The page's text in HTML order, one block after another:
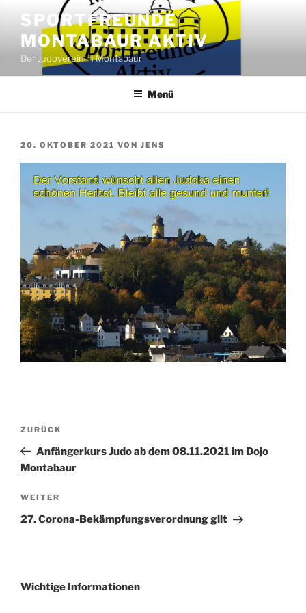
Inhalt
springen
SPORTFREUNDE
MONTABAUR AKTIV
Der Judoverein in Montabaur
Menü
VERÖFFENTLICHT
20. OKTOBER 2021 VON JENS
Beitragsnavigation
Vorheriger
Beitrag
ZURÜCK
Anfängerkurs Judo ab dem 08.11.2021 im Dojo
Montabaur
Nächster
Beitrag
WEITER
27. Corona-Bekämpfungsverordnung gilt
Wichtige Informationen